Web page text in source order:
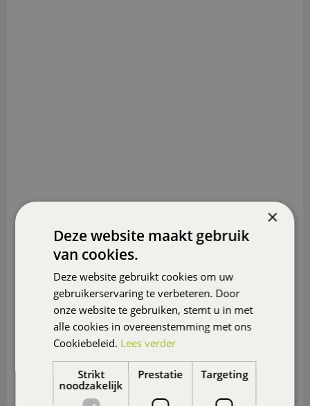
×
Deze website maakt gebruik
van cookies.
Deze website gebruikt cookies om uw
gebruikerservaring te verbeteren. Door
onze website te gebruiken, stemt u in met
alle cookies in overeenstemming met ons
Cookiebeleid. Lees verder
Strikt
noodzakelijk
Prestatie Targeting